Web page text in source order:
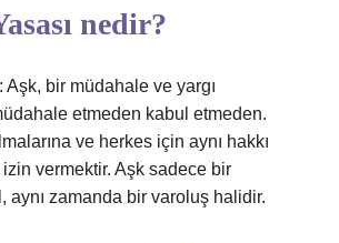
nedir?
Aşk, bir müdahale ve yargı
etmeden kabul etmeden.
ve herkes için aynı hakkı
vermektir. Aşk sadece bir
aynı zamanda bir varoluş halidir.